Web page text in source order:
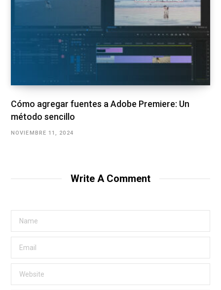
Cómo agregar fuentes a Adobe Premiere: Un
método sencillo
NOVIEMBRE 11, 2024
Write A Comment